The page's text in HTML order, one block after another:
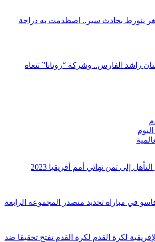
يتورط بحادث سير.. اصطدمت به دراجة
راشد الفارس.. وشركة “روتانا” تنعاه
إلى ثمن نهائي أمم أفريقيا 2023
في مباراة تحديد متصدر المجموعة الرابعة
الإفريقية لكرة القدم لكرة القدم تفتح تحقيقا ضد